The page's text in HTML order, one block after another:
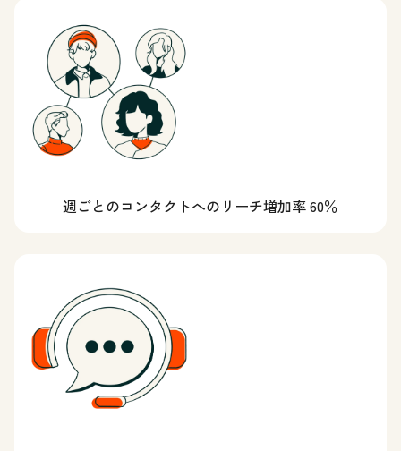
週ごとのコンタクトへのリーチ増加率 60％